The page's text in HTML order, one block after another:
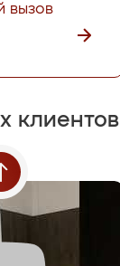
вызов
клиентов